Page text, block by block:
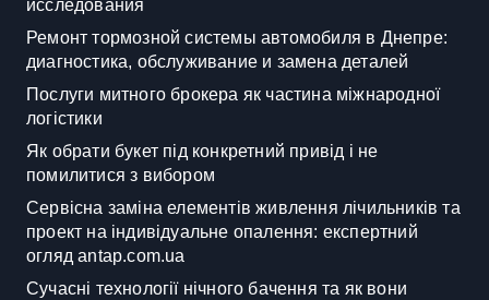
исследования
Ремонт тормозной системы автомобиля в Днепре:
диагностика, обслуживание и замена деталей
Послуги митного брокера як частина міжнародної
логістики
Як обрати букет під конкретний привід і не
помилитися з вибором
Сервісна заміна елементів живлення лічильників та
проект на індивідуальне опалення: експертний
огляд antap.com.ua
Сучасні технології нічного бачення та як вони